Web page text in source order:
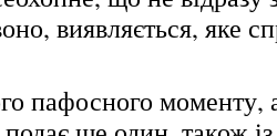
виявляється, яке
пафосного моменту,